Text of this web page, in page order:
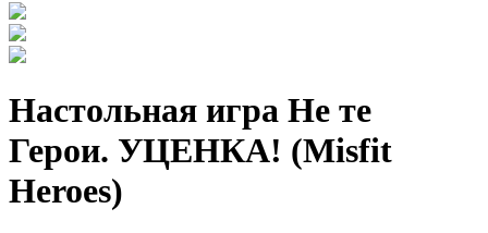
Настольная игра Не те
Герои. УЦЕНКА! (Misfit
Heroes)